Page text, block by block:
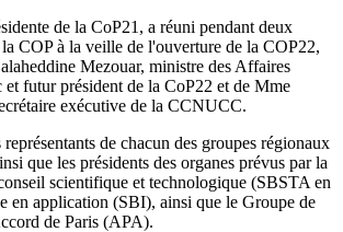
de la CoP21, a réuni pendant deux
COP à la veille de l'ouverture de la COP22,
Mezouar, ministre des Affaires
et futur président de la CoP22 et de Mme
exécutive de la CCNUCC.
de chacun des groupes régionaux
que les présidents des organes prévus par la
scientifique et technologique (SBSTA en
en application (SBI), ainsi que le Groupe de
de Paris (APA).